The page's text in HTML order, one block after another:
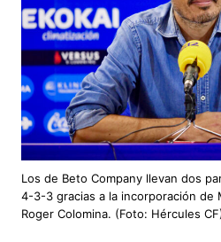
Los de Beto Company llevan dos
4-3-3 gracias a la incorporación de
Roger Colomina. (Foto: Hércules